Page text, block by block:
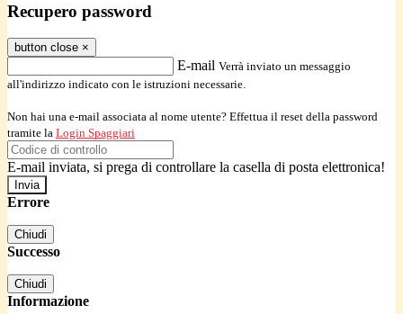
Recupero password
button close ×
E-mail Verrà inviato un messaggio
all'indirizzo indicato con le istruzioni necessarie.
Non hai una e-mail associata al nome utente? Effettua il reset della password
tramite la Login Spaggiari
E-mail inviata, si prega di controllare la casella di posta elettronica!
Errore
Chiudi
Successo
Chiudi
Informazione